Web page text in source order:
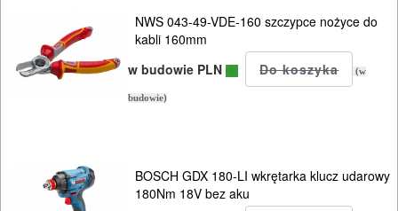
NWS 043-49-VDE-160 szczypce nożyce do
kabli 160mm
w budowie PLN
(w
budowie)
BOSCH GDX 180-LI wkrętarka klucz udarowy
180Nm 18V bez aku